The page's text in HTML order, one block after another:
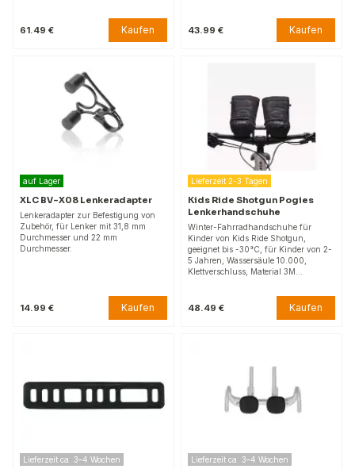
61.49 € Kaufen 43.99 € Kaufen
auf Lager
XLC BV-X08 Lenkeradapter
Lenkeradapter zur Befestigung von
Zubehör, für Lenker mit 31,8 mm
Durchmesser und 22 mm
Durchmesser.
14.99 € Kaufen
Lieferzeit 2-3 Tagen
Kids Ride Shotgun Pogies
Lenkerhandschuhe
Winter-Fahrradhandschuhe für
Kinder von Kids Ride Shotgun,
geeignet bis -30°C, für Kinder von 2-
5 Jahren, Wassersäule 10.000,
Klettverschluss, Material 3M…
48.49 € Kaufen
Lieferzeit ca. 3–4 Wochen Lieferzeit ca. 3–4 Wochen